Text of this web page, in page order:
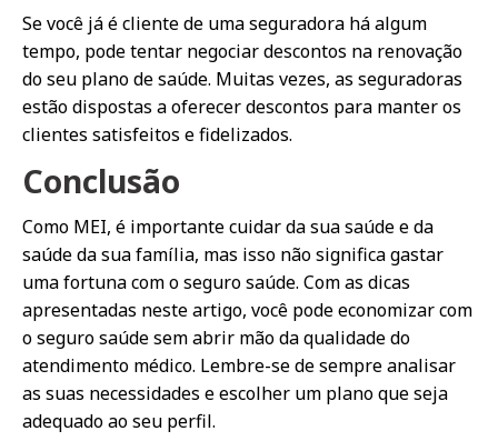
Se você já é cliente de uma seguradora há algum
tempo, pode tentar negociar descontos na renovação
do seu plano de saúde. Muitas vezes, as seguradoras
estão dispostas a oferecer descontos para manter os
clientes satisfeitos e fidelizados.
Conclusão
Como MEI, é importante cuidar da sua saúde e da
saúde da sua família, mas isso não significa gastar
uma fortuna com o seguro saúde. Com as dicas
apresentadas neste artigo, você pode economizar com
o seguro saúde sem abrir mão da qualidade do
atendimento médico. Lembre-se de sempre analisar
as suas necessidades e escolher um plano que seja
adequado ao seu perfil.